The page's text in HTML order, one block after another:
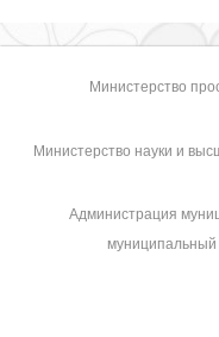
Министерство
Министерство науки и
Администрация
муниципальный